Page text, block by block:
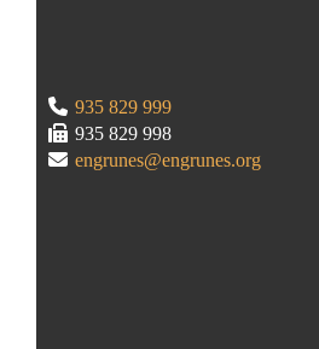
935 829 999
935 829 998
engrunes@engrunes.org